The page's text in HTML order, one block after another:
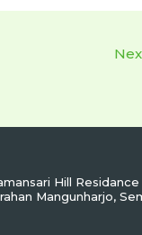
Hill
Mangunharjo,